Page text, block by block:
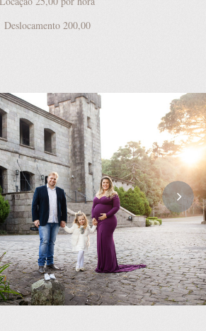
Deslocamento 200,00